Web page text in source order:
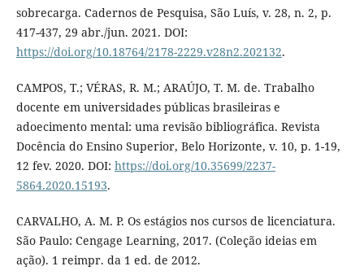
sobrecarga. Cadernos de Pesquisa, São Luís, v. 28, n. 2, p.
417-437, 29 abr./jun. 2021. DOI:
https://doi.org/10.18764/2178-2229.v28n2.202132.
CAMPOS, T.; VÉRAS, R. M.; ARAÚJO, T. M. de. Trabalho
docente em universidades públicas brasileiras e
adoecimento mental: uma revisão bibliográfica. Revista
Docência do Ensino Superior, Belo Horizonte, v. 10, p. 1-19,
12 fev. 2020. DOI: https://doi.org/10.35699/2237-
5864.2020.15193.
CARVALHO, A. M. P. Os estágios nos cursos de licenciatura.
São Paulo: Cengage Learning, 2017. (Coleção ideias em
ação). 1 reimpr. da 1 ed. de 2012.